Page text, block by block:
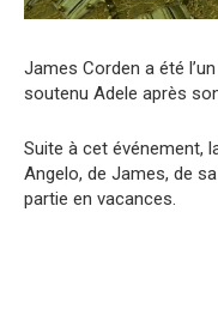
James Corden a été
soutenu Adele après
Suite à cet événement,
Angelo, de James, de
partie en vacances.